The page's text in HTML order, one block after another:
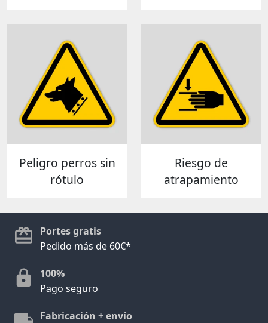
Peligro perros sin
rótulo
Riesgo de
atrapamiento
Portes gratis
Pedido más de 60€*
100%
Pago seguro
Fabricación + envío